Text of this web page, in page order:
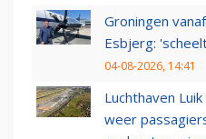
Groningen
Esbjerg:
04-08-2026, 14:41
Luchthaven
weer